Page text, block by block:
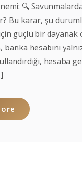
🔍
Bu karar, şu
güçlü bir dayanak
hesabını
hesaba